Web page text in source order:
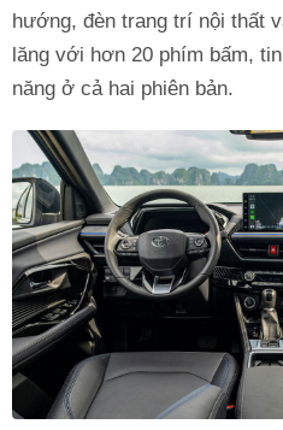
hướng, đèn trang trí nội thất
lăng với hơn 20 phím bấm,
năng ở cả hai phiên bản.